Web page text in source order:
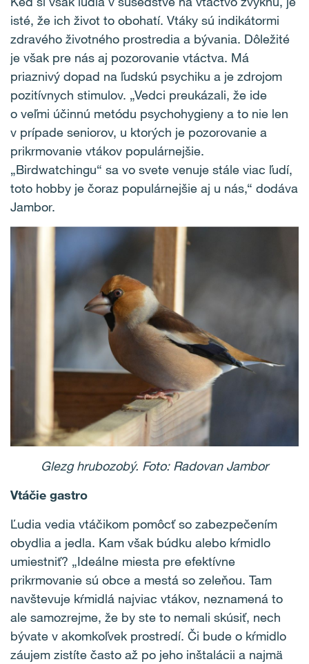
isté, že ich život to obohatí. Vtáky sú indikátormi
zdravého životného prostredia a bývania. Dôležité
je však pre nás aj pozorovanie vtáctva. Má
priaznivý dopad na ľudskú psychiku a je zdrojom
pozitívnych stimulov. „Vedci preukázali, že ide
o veľmi účinnú metódu psychohygieny a to nie len
v prípade seniorov, u ktorých je pozorovanie a
prikrmovanie vtákov populárnejšie.
„Birdwatchingu“ sa vo svete venuje stále viac ľudí,
toto hobby je čoraz populárnejšie aj u nás,“ dodáva
Jambor.
Glezg hrubozobý. Foto: Radovan Jambor
Vtáčie gastro
Ľudia vedia vtáčikom pomôcť so zabezpečením
obydlia a jedla. Kam však búdku alebo kŕmidlo
umiestniť? „Ideálne miesta pre efektívne
prikrmovanie sú obce a mestá so zeleňou. Tam
navštevuje kŕmidlá najviac vtákov, neznamená to
ale samozrejme, že by ste to nemali skúsiť, nech
bývate v akomkoľvek prostredí. Či bude o kŕmidlo
záujem zistíte často až po jeho inštalácii a najmä